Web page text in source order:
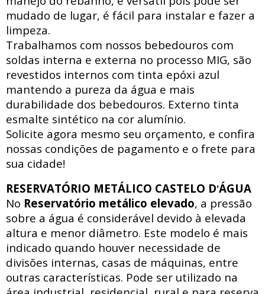
mudado de lugar, é fácil para instalar e fazer a
limpeza.
Trabalhamos com nossos bebedouros com
soldas interna e externa no processo MIG, são
revestidos internos com tinta epóxi azul
mantendo a pureza da água e mais
durabilidade dos bebedouros. Externo tinta
esmalte sintético na cor alumínio.
Solicite agora mesmo seu orçamento, e confira
nossas condições de pagamento e o frete para
sua cidade!
RESERVATÓRIO METÁLICO CASTELO D'ÁGUA
No Reservatório metálico elevado, a pressão
sobre a água é considerável devido à elevada
altura e menor diâmetro. Este modelo é mais
indicado quando houver necessidade de
divisões internas, casas de máquinas, entre
outras características. Pode ser utilizado na